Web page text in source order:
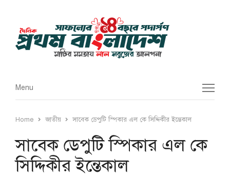
Menu
Menu
Home জাতীয় সাবেক ডেপুটি স্পিকার এল কে সিদ্দিকীর ইন্তেকাল
সাবেক ডেপুটি স্পিকার এল কে
সিদ্দিকীর ইন্তেকাল